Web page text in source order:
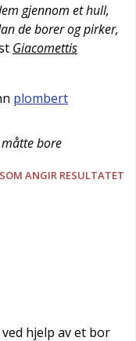
gjennom et hull,
de borer og pirker,
Giacomettis
plombert
bore
ANGIR RESULTATET
hjelp av et bor